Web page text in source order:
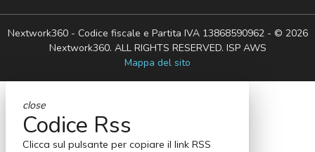
Nextwork360 - Codice fiscale e Partita IVA 13868590962 - © 2026
Nextwork360. ALL RIGHTS RESERVED. ISP AWS
Mappa del sito
close
Codice Rss
Clicca sul pulsante per copiare il link RSS